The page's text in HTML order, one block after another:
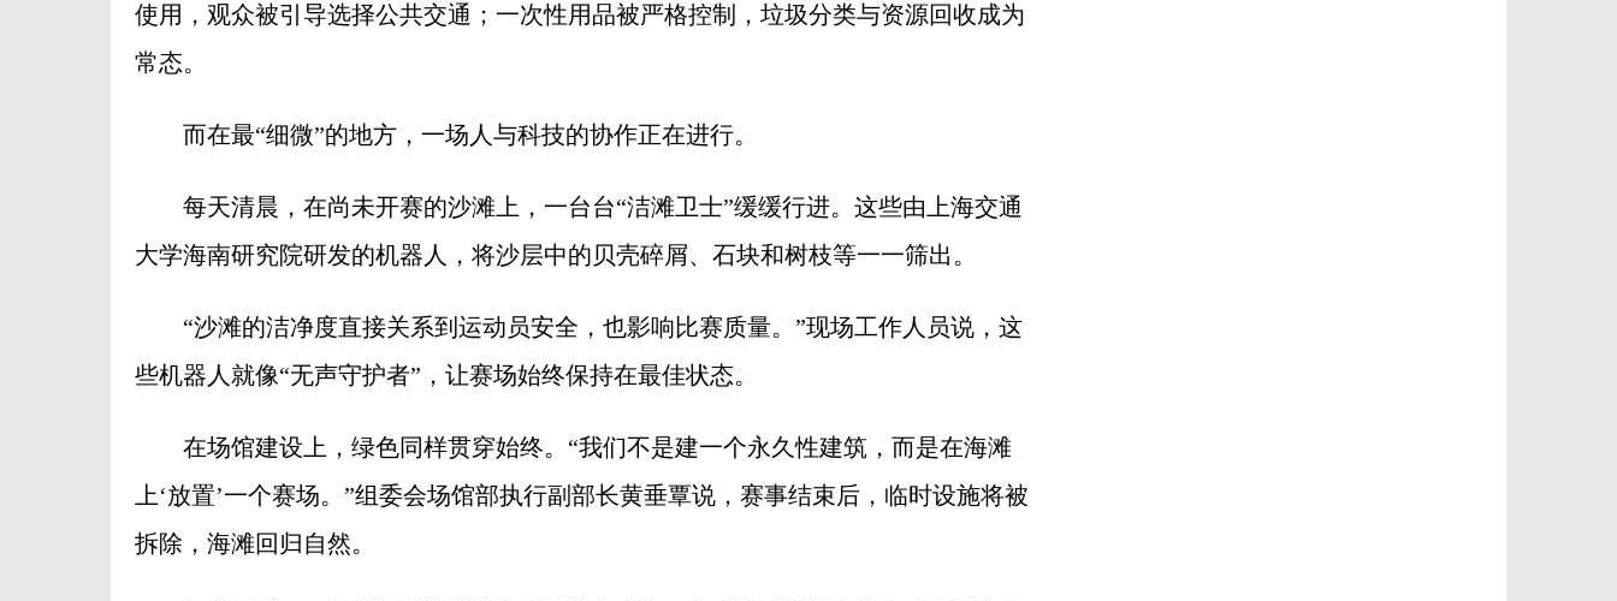
使用，观众被引导选择公共交通；一次性用品被严格控制，垃圾分类与资源回收成为
常态。
而在最“细微”的地方，一场人与科技的协作正在进行。
每天清晨，在尚未开赛的沙滩上，一台台“洁滩卫士”缓缓行进。这些由上海交通
大学海南研究院研发的机器人，将沙层中的贝壳碎屑、石块和树枝等一一筛出。
“沙滩的洁净度直接关系到运动员安全，也影响比赛质量。”现场工作人员说，这
些机器人就像“无声守护者”，让赛场始终保持在最佳状态。
在场馆建设上，绿色同样贯穿始终。“我们不是建一个永久性建筑，而是在海滩
上‘放置’一个赛场。”组委会场馆部执行副部长黄垂覃说，赛事结束后，临时设施将被
拆除，海滩回归自然。